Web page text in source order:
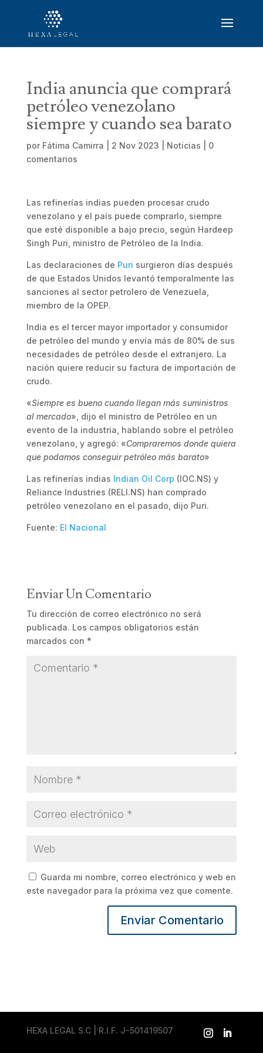
India anuncia que comprará
petróleo venezolano
siempre y cuando sea barato
por Fátima Camirra 2 Nov 2023 Noticias
0
comentarios
Las refinerías indias pueden procesar crudo
venezolano y el país puede comprarlo, siempre
que esté disponible a bajo precio, según Hardeep
Singh Puri, ministro de Petróleo de la India.
Las declaraciones de Puri surgieron días después
de que Estados Unidos levantó temporalmente las
sanciones al sector petrolero de Venezuela,
miembro de la OPEP.
India es el tercer mayor importador y consumidor
de petróleo del mundo y envía más de 80% de sus
necesidades de petróleo desde el extranjero. La
nación quiere reducir su factura de importación de
crudo.
«Siempre es bueno cuando llegan más suministros
al mercado», dijo el ministro de Petróleo en un
evento de la industria, hablando sobre el petróleo
venezolano, y agregó: «Compraremos donde quiera
que podamos conseguir petróleo más barato»
Las refinerías indias Indian Oil Corp (IOC.NS) y
Reliance Industries (RELI.NS) han comprado
petróleo venezolano en el pasado, dijo Puri.
Fuente: El Nacional
Enviar Un Comentario
Tu dirección de correo electrónico no será
publicada. Los campos obligatorios están
marcados con *
Guarda mi nombre, correo electrónico y web en
este navegador para la próxima vez que comente.
HEXA LEGAL S.C | R.I.F. J-501419507